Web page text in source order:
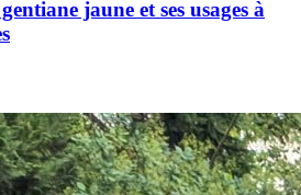
jaune et ses usages à